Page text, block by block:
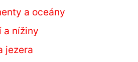
a oceány
a nížiny
jezera